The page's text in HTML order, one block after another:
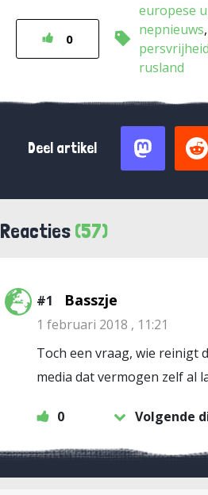
0
europese
nepnieuws
persvrijheid
rusland
Deel artikel
Reacties (57)
#1 Basszje
1 februari 2018 , 11:21
Toch een vraag, wie reinigt
media dat vermogen zelf al
0 Volgende